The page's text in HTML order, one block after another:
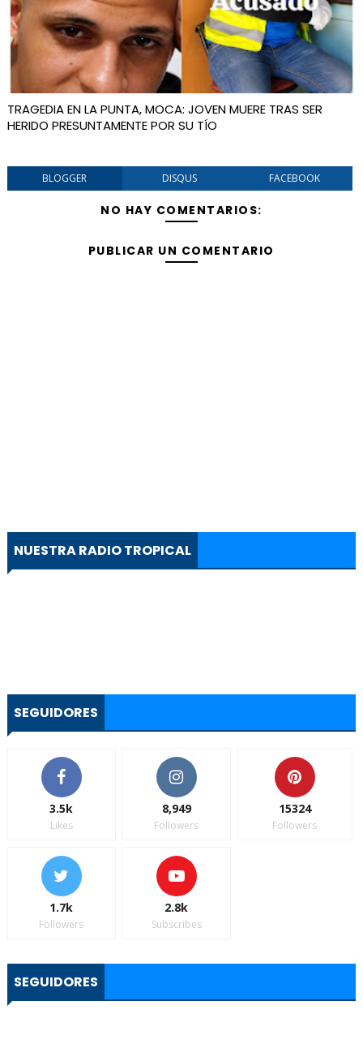
TRAGEDIA EN LA PUNTA, MOCA: JOVEN MUERE TRAS SER
HERIDO PRESUNTAMENTE POR SU TÍO
BLOGGER DISQUS FACEBOOK
NO HAY COMENTARIOS:
PUBLICAR UN COMENTARIO
NUESTRA RADIO TROPICAL
SEGUIDORES
3.5k
Likes
8,949
Followers
15324
Followers
1.7k
Followers
2.8k
Subscribes
SEGUIDORES